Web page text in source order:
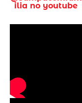
ilia no youtube